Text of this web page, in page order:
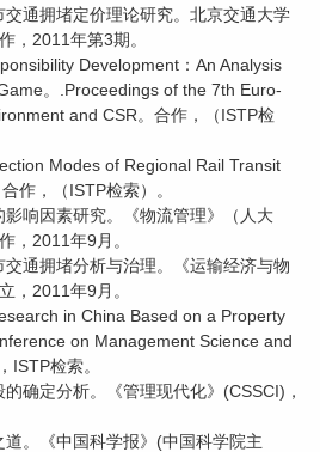
通拥堵定价理论研究。北京交通大学
，2011年第3期。
Development：An Analysis
。.Proceedings of the 7th Euro-
and CSR。合作，（ISTP检
Modes of Regional Rail Transit
作，（ISTP检索）。
响因素研究。《物流管理》（人大
，2011年9月。
通拥堵分析与治理。《运输经济与物
，2011年9月。
in China Based on a Property
on Management Science and
ISTP检索。
确定分析。《管理现代化》(CSSCI)，
。《中国科学报》(中国科学院主